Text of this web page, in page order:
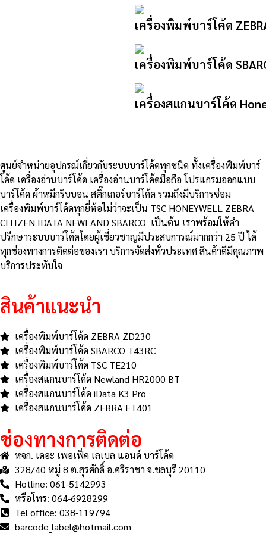
เครื่องพิมพ์บาร์โค้ด
เครื่องพิมพ์บาร์โค้ด
เครื่องสแกนบาร์โค้ด
ศูนย์จําหน่ายอุปกรณ์เกี่ยวกับระบบบาร์โค้ดทุกชนิด ทั้งเครื่องพิมพ์บาร์
โค้ด เครื่องอ่านบาร์โค้ด เครื่องอ่านบาร์โค้ดมือถือ โปรแกรมออกแบบ
บาร์โค้ด ผ้าหมึกริบบอน สติ๊กเกอร์บาร์โค้ด รวมถึงมีบริการซ่อม
เครื่องพิมพ์บาร์โค้ดทุกยี่ห้อไม่ว่าจะเป็น TSC HONEYWELL ZEBRA
CITIZEN IDATA NEWLAND SBARCO เป็นต้น เราพร้อมให้คำ
ปรึกษาระบบบาร์โค้ดโดยผู้เชี่ยวชาญมีประสบการณ์มากกว่า 25 ปี ได้
ทุกช่องทางการติดต่อของเรา บริการจัดส่งทั่วประเทศ สินค้าดีมีคุณภาพ
บริการประทับใจ
สินค้าแนะนำ
เครื่องพิมพ์บาร์โค้ด ZEBRA ZD230
เครื่องพิมพ์บาร์โค้ด SBARCO T43RC
เครื่องพิมพ์บาร์โค้ด TSC TE210
เครื่องสแกนบาร์โค้ด Newland HR2000 BT
เครื่องสแกนบาร์โค้ด iData K3 Pro
เครื่องสแกนบาร์โค้ด ZEBRA ET401
ช่องทางการติดต่อ
หจก. เดอะ เพอเฟ็ค เลเบล แอนด์ บาร์โค้ด
328/40 หมู่ 8 ต.สุรศักดิ์ อ.ศรีราชา จ.ชลบุรี 20110
Hotline: 061-5142993
หรือโทร: 064-6928299
Tel office: 038-119794
barcode_label@hotmail.com